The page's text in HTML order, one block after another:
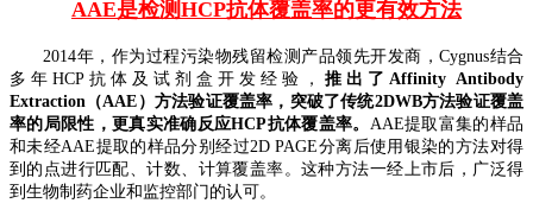
AAE是检测HCP抗体覆盖率的更有效方法
2014年，作为过程污染物残留检测产品领先开发商，Cygnus结合
多年HCP抗体及试剂盒开发经验， 推出了Affinity Antibody
Extraction（AAE）方法验证覆盖率，突破了传统2DWB方法验证覆盖
率的局限性，更真实准确反应HCP抗体覆盖率。 AAE提取富集的样品
和未经AAE提取 的样品分别经过2D PAGE分离后使用银染的方法对得
到的点进行匹配、计数、计算覆盖率。这种方法一经上市后，广泛得
到生物制药企业和监控部门的认可。